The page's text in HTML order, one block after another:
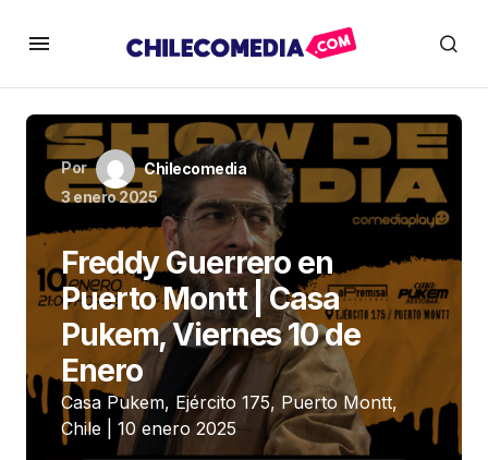
Por
Chilecomedia
3 enero 2025
Freddy Guerrero en
Puerto Montt | Casa
Pukem, Viernes 10 de
Enero
Casa Pukem, Ejército 175, Puerto Montt,
Chile | 10 enero 2025